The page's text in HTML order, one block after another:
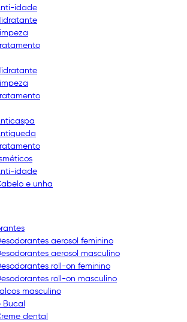
idade
idade
e unha
aerosol feminino
aerosol masculino
roll-on feminino
roll-on masculino
masculino
Bucal
dental